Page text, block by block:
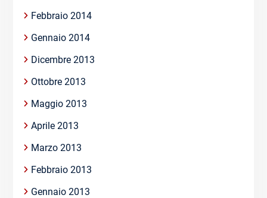
Febbraio 2014
Gennaio 2014
Dicembre 2013
Ottobre 2013
Maggio 2013
Aprile 2013
Marzo 2013
Febbraio 2013
Gennaio 2013